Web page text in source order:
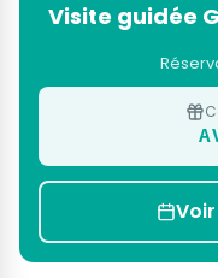
Visite guidée